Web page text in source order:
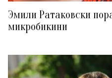
Эмили Ратаковски
микробикини